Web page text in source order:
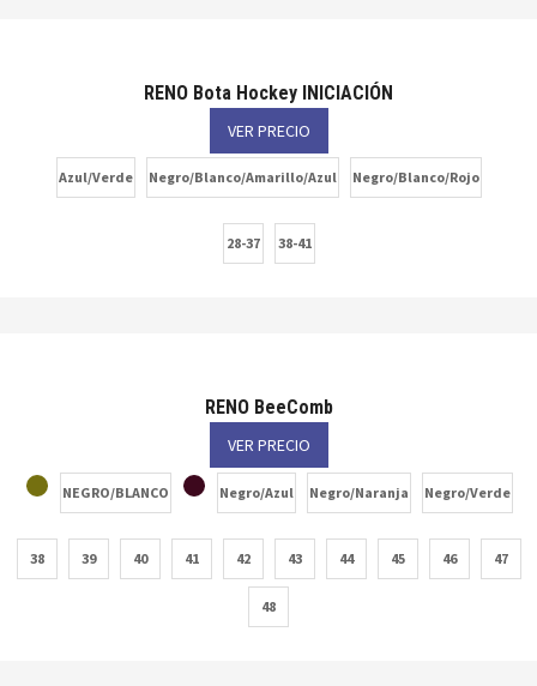
RENO Bota Hockey INICIACIÓN
VER PRECIO
Azul/Verde Negro/Blanco/Amarillo/Azul Negro/Blanco/Rojo
28-37 38-41
RENO BeeComb
VER PRECIO
NEGRO/BLANCO Negro/Azul Negro/Naranja Negro/Verde
38 39 40 41 42 43 44 45 46 47
48